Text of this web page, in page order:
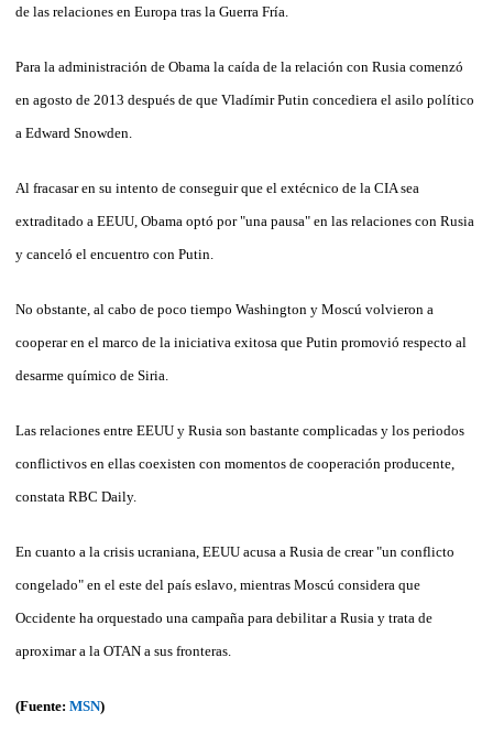
de las relaciones en Europa tras la Guerra Fría.
Para la administración de Obama la caída de la relación con Rusia comenzó
en agosto de 2013 después de que Vladímir Putin concediera el asilo político
a Edward Snowden.
Al fracasar en su intento de conseguir que el extécnico de la CIA sea
extraditado a EEUU, Obama optó por "una pausa" en las relaciones con Rusia
y canceló el encuentro con Putin.
No obstante, al cabo de poco tiempo Washington y Moscú volvieron a
cooperar en el marco de la iniciativa exitosa que Putin promovió respecto al
desarme químico de Siria.
Las relaciones entre EEUU y Rusia son bastante complicadas y los periodos
conflictivos en ellas coexisten con momentos de cooperación producente,
constata RBC Daily.
En cuanto a la crisis ucraniana, EEUU acusa a Rusia de crear "un conflicto
congelado" en el este del país eslavo, mientras Moscú considera que
Occidente ha orquestado una campaña para debilitar a Rusia y trata de
aproximar a la OTAN a sus fronteras.
(Fuente: MSN)